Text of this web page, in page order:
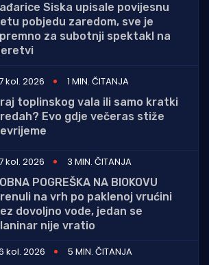
Siska upisale povijesnu
pobjedu zaredom, sve je
za subotnji spektakl na
kol. 2026
1 MIN. ČITANJA
toplinskog vala ili samo kratki
Evo gdje večeras stiže
kol. 2026
3 MIN. ČITANJA
POGREŠKA NA BIOKOVU
na vrh po paklenoj vrućini
dovoljno vode, jedan se
nije vratio
kol. 2026
5 MIN. ČITANJA